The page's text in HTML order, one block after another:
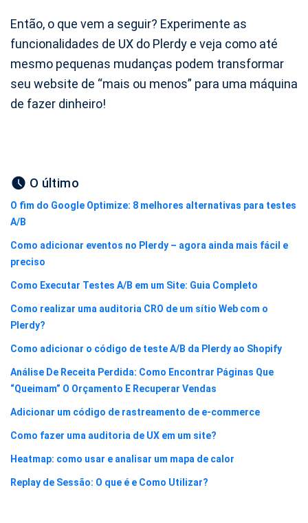
Então, o que vem a seguir? Experimente as
funcionalidades de UX do Plerdy e veja como até
mesmo pequenas mudanças podem transformar
seu website de “mais ou menos” para uma máquina
de fazer dinheiro!
O último
O fim do Google Optimize: 8 melhores alternativas para testes
A/B
Como adicionar eventos no Plerdy – agora ainda mais fácil e
preciso
Como Executar Testes A/B em um Site: Guia Completo
Como realizar uma auditoria CRO de um sítio Web com o
Plerdy?
Como adicionar o código de teste A/B da Plerdy ao Shopify
Análise De Receita Perdida: Como Encontrar Páginas Que
“Queimam” O Orçamento E Recuperar Vendas
Adicionar um código de rastreamento de e-commerce
Como fazer uma auditoria de UX em um site?
Heatmap: como usar e analisar um mapa de calor
Replay de Sessão: O que é e Como Utilizar?